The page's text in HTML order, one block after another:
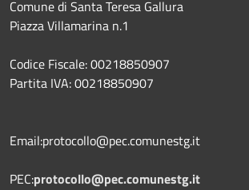
Comune di Santa Teresa Gallura
Piazza Villamarina n.1
Codice Fiscale: 00218850907
Partita IVA: 00218850907
Email:protocollo@pec.comunestg.it
PEC:protocollo@pec.comunestg.it